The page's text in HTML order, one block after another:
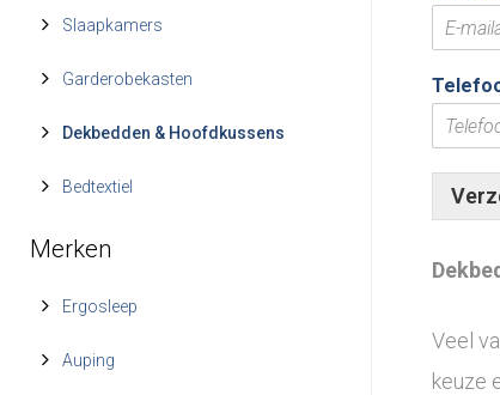
Veel
keuze
Slaapkamers
Garderobekasten
Dekbedden & Hoofdkussens
Bedtextiel
Merken
Ergosleep
Auping